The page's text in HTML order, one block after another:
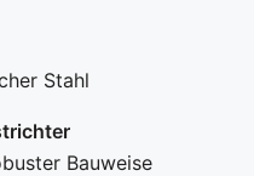
Stahl
Bauweise